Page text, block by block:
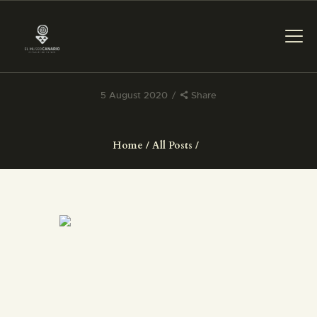
5 August 2020 Share
Home All Posts
THE MUSEUM
EXHIBITION AND
COLLECTIONS
DOCUMENTACIÓN